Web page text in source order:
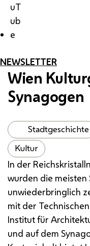
uT
ub
e
NEWSLETTER
Wien
Synagogen
Stadtgeschichte
Kultur
In der
wurden die meisten
unwiederbringlich
mit der
Institut für
und auf dem